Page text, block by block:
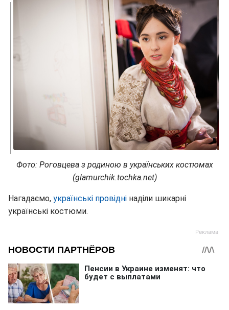
Фото: Роговцева з родиною в українських костюмах
(glamurchik.tochka.net)
Нагадаємо, українські провідні наділи шикарні
українські костюми.